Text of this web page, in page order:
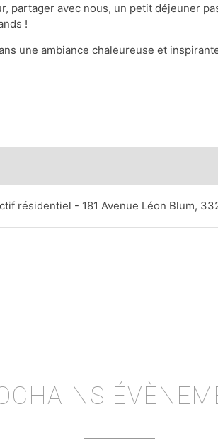
partager avec nous, un petit déjeuner
!
une ambiance chaleureuse et
résidentiel - 181 Avenue Léon Blum,